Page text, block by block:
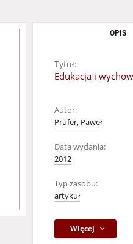
OPIS
Tytuł:
Edukacja i
Autor:
Prüfer, Paweł
Data wydania:
2012
Typ zasobu:
artykuł
Więcej